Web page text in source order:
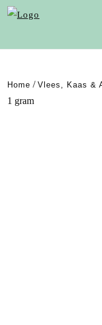
Home / Vlees, Kaas &
1 gram